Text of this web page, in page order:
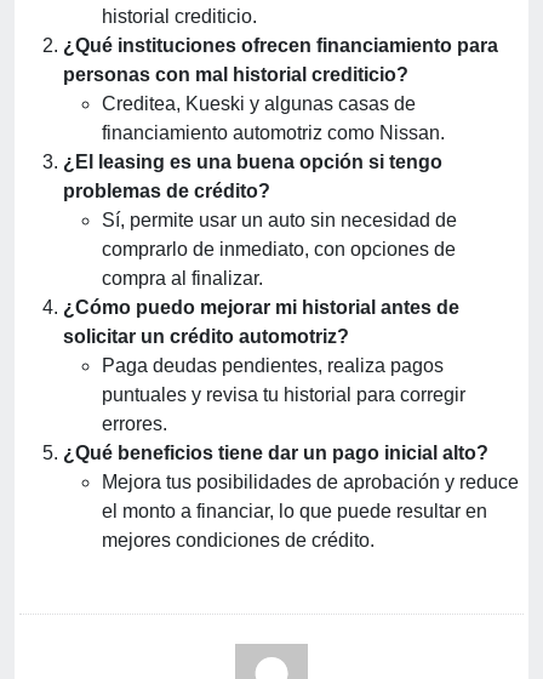
historial crediticio.
¿Qué instituciones ofrecen financiamiento para
personas con mal historial crediticio?
Creditea, Kueski y algunas casas de
financiamiento automotriz como Nissan.
¿El leasing es una buena opción si tengo
problemas de crédito?
Sí, permite usar un auto sin necesidad de
comprarlo de inmediato, con opciones de
compra al finalizar.
¿Cómo puedo mejorar mi historial antes de
solicitar un crédito automotriz?
Paga deudas pendientes, realiza pagos
puntuales y revisa tu historial para corregir
errores.
¿Qué beneficios tiene dar un pago inicial alto?
Mejora tus posibilidades de aprobación y reduce
el monto a financiar, lo que puede resultar en
mejores condiciones de crédito.